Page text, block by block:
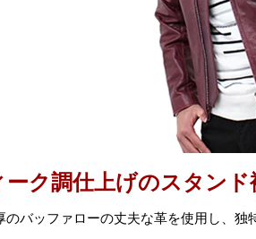
ーク調仕上げのスタン
のバッファローの丈夫な革を使用し、